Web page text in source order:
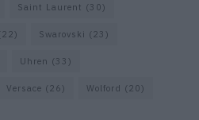
Saint Laurent (30)
Swarovski (23)
Uhren (33)
Versace (26) Wolford (20)